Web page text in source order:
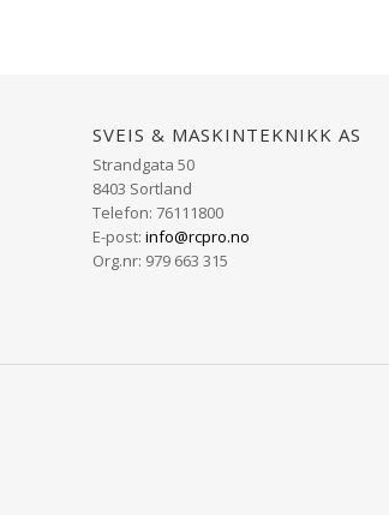
Sveis & Maskinteknikk AS
Strandgata 50
8403 Sortland
Telefon: 76111800
E-post: info@rcpro.no
Org.nr: 979 663 315